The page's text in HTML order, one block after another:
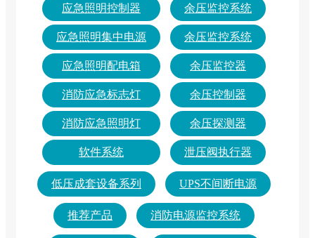
应急照明控制器
应急照明集中电源
应急照明配电箱
消防应急标志灯
消防应急照明灯
软件系统
余压监控系统
余压监控系统
余压监控器
余压控制器
余压探测器
泄压阀执行器
低压成套设备系列 UPS不间断电源
推荐产品 消防电源监控系统